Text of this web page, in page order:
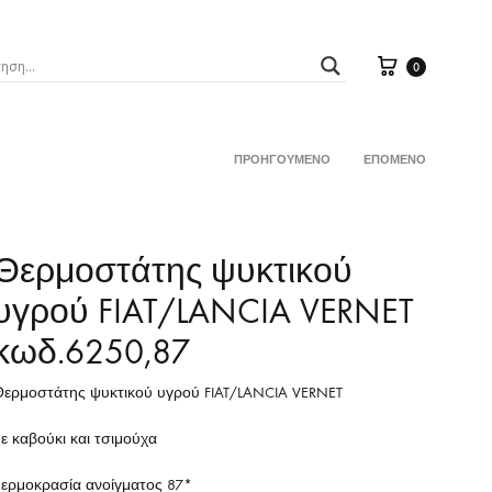
με ΜΠΡΑΤΣΟ
ΑΙΣΘΗΤΗΡΕΣ ΘΕΡΜΟΚΡ.ΨΥΚΤΙΚΟΥ
ΒΕΝΤΙΛΑΤΕΡ
ΘΕΡΜΟΚΡΑΣΙΑΣ ΟΡΓΑΝΟΥ
Καλάθι
0
navigation
ΠΡΟΗΓΟΎΜΕΝΟ ΕΠΌΜΕΝΟ
ψυκτικού
FIAT/LANCIA VERNET
ψυκτικού υγρού FIAT/LANCIA VERNET
καβούκι και τσιμούχα
ανοίγματος 87*